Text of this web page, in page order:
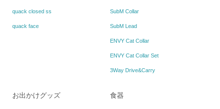
quack closed ss
quack face
SubM Collar
SubM Lead
ENVY Cat Collar
ENVY Cat Collar Set
3Way Drive&Carry
お出かけグッズ 食器